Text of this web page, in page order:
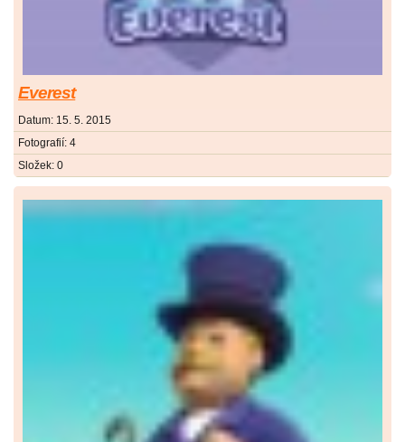
Everest
Datum: 15. 5. 2015
Fotografií: 4
Složek: 0